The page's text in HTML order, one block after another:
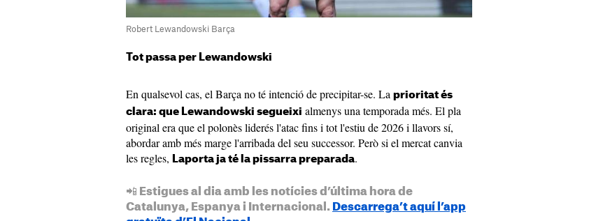
Robert Lewandowski Barça
Tot passa per Lewandowski
En qualsevol cas, el Barça no té intenció de precipitar-se. La prioritat és
clara: que Lewandowski segueixi almenys una temporada més. El pla
original era que el polonès liderés l'atac fins i tot l'estiu de 2026 i llavors sí,
abordar amb més marge l'arribada del seu successor. Però si el mercat canvia
les regles, Laporta ja té la pissarra preparada.
📲 Estigues al dia amb les notícies d’última hora de
Catalunya, Espanya i Internacional. Descarrega’t aquí l’app